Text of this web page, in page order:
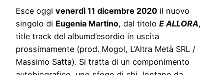
Esce oggi venerdì 11 dicembre 2020 il nuovo
singolo di Eugenia Martino, dal titolo E ALLORA,
title track del albumd’esordio in uscita
prossimamente (prod. Mogol, L’Altra Metà SRL /
Massimo Satta). Si tratta di un componimento